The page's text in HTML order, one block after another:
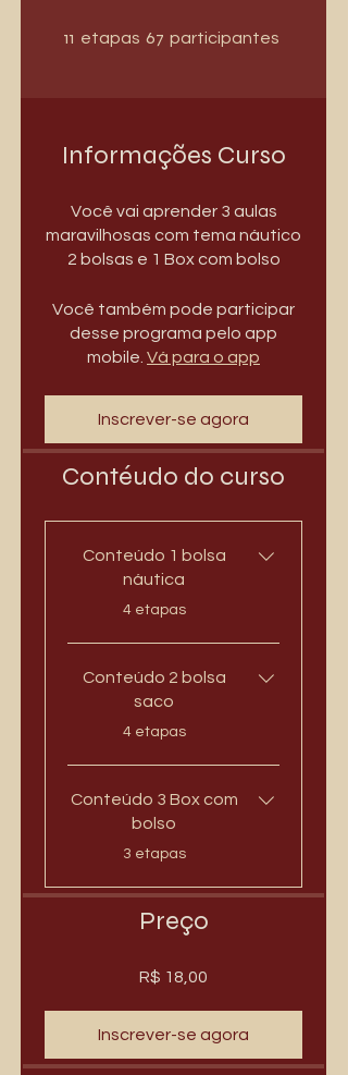
11 etapas 11 etapas
67 participantes
Informações Curso
Você vai aprender 3 aulas
maravilhosas com tema náutico
2 bolsas e 1 Box com bolso
Você também pode participar
desse programa pelo app
mobile. Vá para o app
Inscrever-se agora
Contéudo do curso
Conteúdo 1 bolsa
náutica
.
4 etapas
Conteúdo 2 bolsa
saco
.
4 etapas
Conteúdo 3 Box com
bolso
.
3 etapas
Preço
R$ 18,00
Inscrever-se agora